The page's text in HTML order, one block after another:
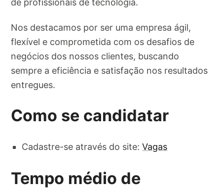
Nos destacamos por ser uma empresa ágil,
flexível e comprometida com os desafios de
negócios dos nossos clientes, buscando
sempre a eficiência e satisfação nos resultados
entregues.
Como se candidatar
Cadastre-se através do site:Vagas
Tempo médio de